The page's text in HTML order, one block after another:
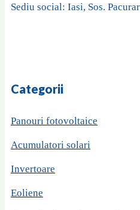
Sediu social: Iasi, Sos.
Categorii
Panouri fotovoltaice
Acumulatori solari
Invertoare
Eoliene